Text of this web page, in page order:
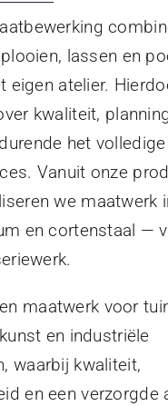
lassen en
eigen atelier.
kwaliteit,
het volledige
Vanuit onze
we maatwerk
en cortenstaal —
maatwerk voor
en industriële
waarbij kwaliteit,
en een verzorgde